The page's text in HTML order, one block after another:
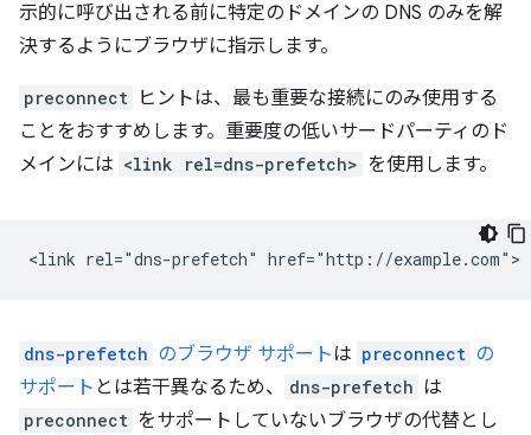
示的に呼び出される前に特定のドメインの DNS のみを解
決するようにブラウザに指示します。
preconnect ヒントは、最も重要な接続にのみ使用する
ことをおすすめします。重要度の低いサードパーティのド
メインには <link rel=dns-prefetch> を使用します。
dns-prefetch のブラウザ サポートは preconnect の
サポート とは若干異なるため、 dns-prefetch は
preconnect をサポートしていないブラウザの代替とし